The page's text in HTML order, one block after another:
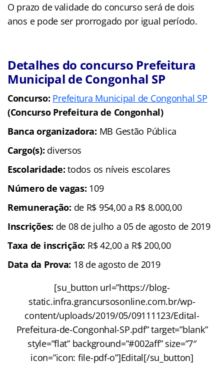
O prazo de validade do concurso será de dois
anos e pode ser prorrogado por igual período.
Detalhes do concurso Prefeitura
Municipal de Congonhal SP
Concurso: Prefeitura Municipal de Congonhal SP
(Concurso Prefeitura de Congonhal)
Banca organizadora: MB Gestão Pública
Cargo(s): diversos
Escolaridade:todos os níveis escolares
Número de vagas: 109
Remuneração: de R$ 954,00 a R$ 8.000,00
Inscrições: de 08 de julho a 05 de agosto de 2019
Taxa de inscrição: R$ 42,00 a R$ 200,00
Data da Prova: 18 de agosto de 2019
[su_button url=”https://blog-
static.infra.grancursosonline.com.br/wp-
content/uploads/2019/05/09111123/Edital-
Prefeitura-de-Congonhal-SP.pdf” target=”blank”
style=”flat” background=”#002aff” size=”7″
icon=”icon: file-pdf-o”]Edital[/su_button]